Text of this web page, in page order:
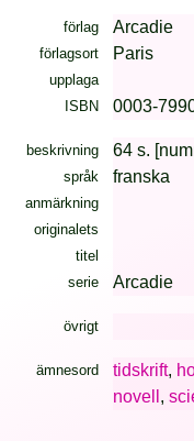
förlag Arcadie
förlagsort Paris
upplaga
ISBN
0003-
beskrivning 64 s.
språk franska
anmärkning
originalets
titel
serie
Arcadie
övrigt
ämnesord tidskrift,
novell ,